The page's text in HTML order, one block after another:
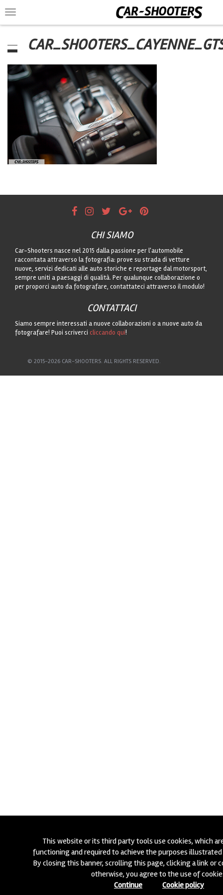
Toggle
navigation
CHI SIAMO
Car-Shooters nasce nel 2015 dalla passione per l'automobile
raccontata attraverso la fotografia: prove su strada di vetture
nuove, servizi dedicati alle auto storiche e reportage dal motorsport,
sempre uniti a paesaggi di qualità. Per qualunque collaborazione o
per proporci auto da fotografare, contattateci attraverso il modulo!
CONTATTACI
Siamo sempre interessati a nuove collaborazioni o a nuove auto da
fotografare! Puoi scriverci cliccando qui!
© 2015-2026 CAR-SHOOTERS. ALL RIGHTS RESERVED.
This website or its third party tools use cookies, which
functioning and required to achieve the purposes
By closing this banner, scrolling this page, clicking a link or
otherwise, you agree to the use of
Continue
Cookie policy